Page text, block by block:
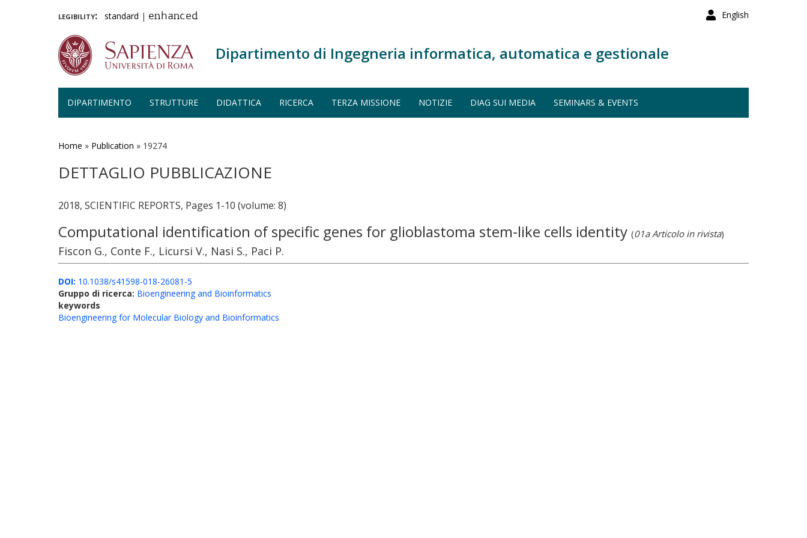
English
legibility: standard | enhanced
Dipartimento di Ingegneria informatica, automatica e gestionale
DIPARTIMENTO STRUTTURE DIDATTICA RICERCA TERZA MISSIONE NOTIZIE DIAG SUI MEDIA SEMINARS & EVENTS
Home » Publication » 19274
DETTAGLIO PUBBLICAZIONE
2018, SCIENTIFIC REPORTS, Pages 1-10 (volume: 8)
Computational identification of specific genes for glioblastoma stem-like cells identity (01a Articolo in rivista)
Fiscon G., Conte F., Licursi V., Nasi S., Paci P.
DOI: 10.1038/s41598-018-26081-5
Gruppo di ricerca: Bioengineering and Bioinformatics
keywords
Bioengineering for Molecular Biology and Bioinformatics